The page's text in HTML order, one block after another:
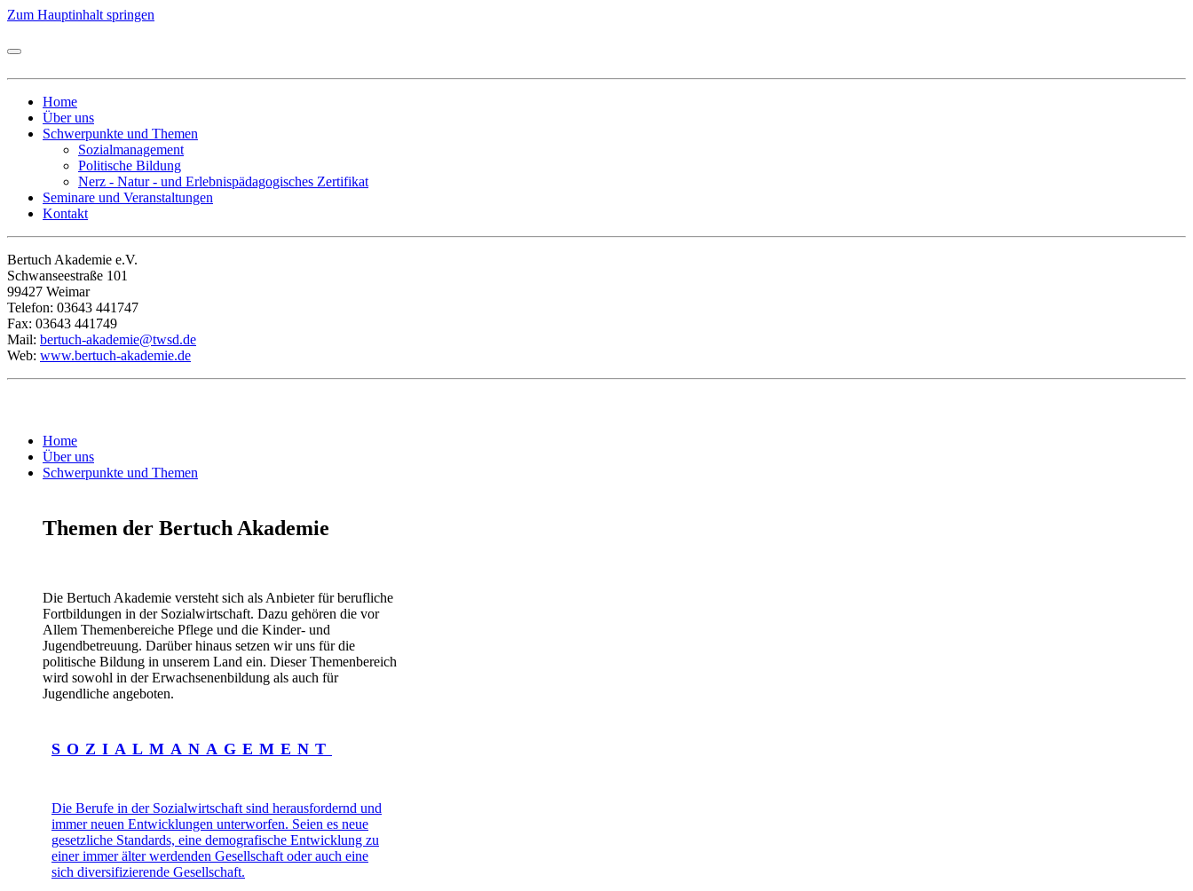
Zum Hauptinhalt springen
Home
Über uns
Schwerpunkte und Themen
Sozialmanagement
Politische Bildung
Nerz - Natur - und Erlebnispädagogisches Zertifikat
Seminare und Veranstaltungen
Kontakt
Bertuch Akademie e.V.
Schwanseestraße 101
99427 Weimar
Telefon: 03643 441747
Fax: 03643 441749
Mail: bertuch-akademie@twsd.de
Web: www.bertuch-akademie.de
Home
Über uns
Schwerpunkte und Themen
Themen der Bertuch Akademie
Die Bertuch Akademie versteht sich als Anbieter für berufliche
Fortbildungen in der Sozialwirtschaft. Dazu gehören die vor
Allem Themenbereiche Pflege und die Kinder- und
Jugendbetreuung. Darüber hinaus setzen wir uns für die
politische Bildung in unserem Land ein. Dieser Themenbereich
wird sowohl in der Erwachsenenbildung als auch für
Jugendliche angeboten.
SOZIALMANAGEMENT
Die Berufe in der Sozialwirtschaft sind herausfordernd und
immer neuen Entwicklungen unterworfen. Seien es neue
gesetzliche Standards, eine demografische Entwicklung zu
einer immer älter werdenden Gesellschaft oder auch eine
sich diversifizierende Gesellschaft.